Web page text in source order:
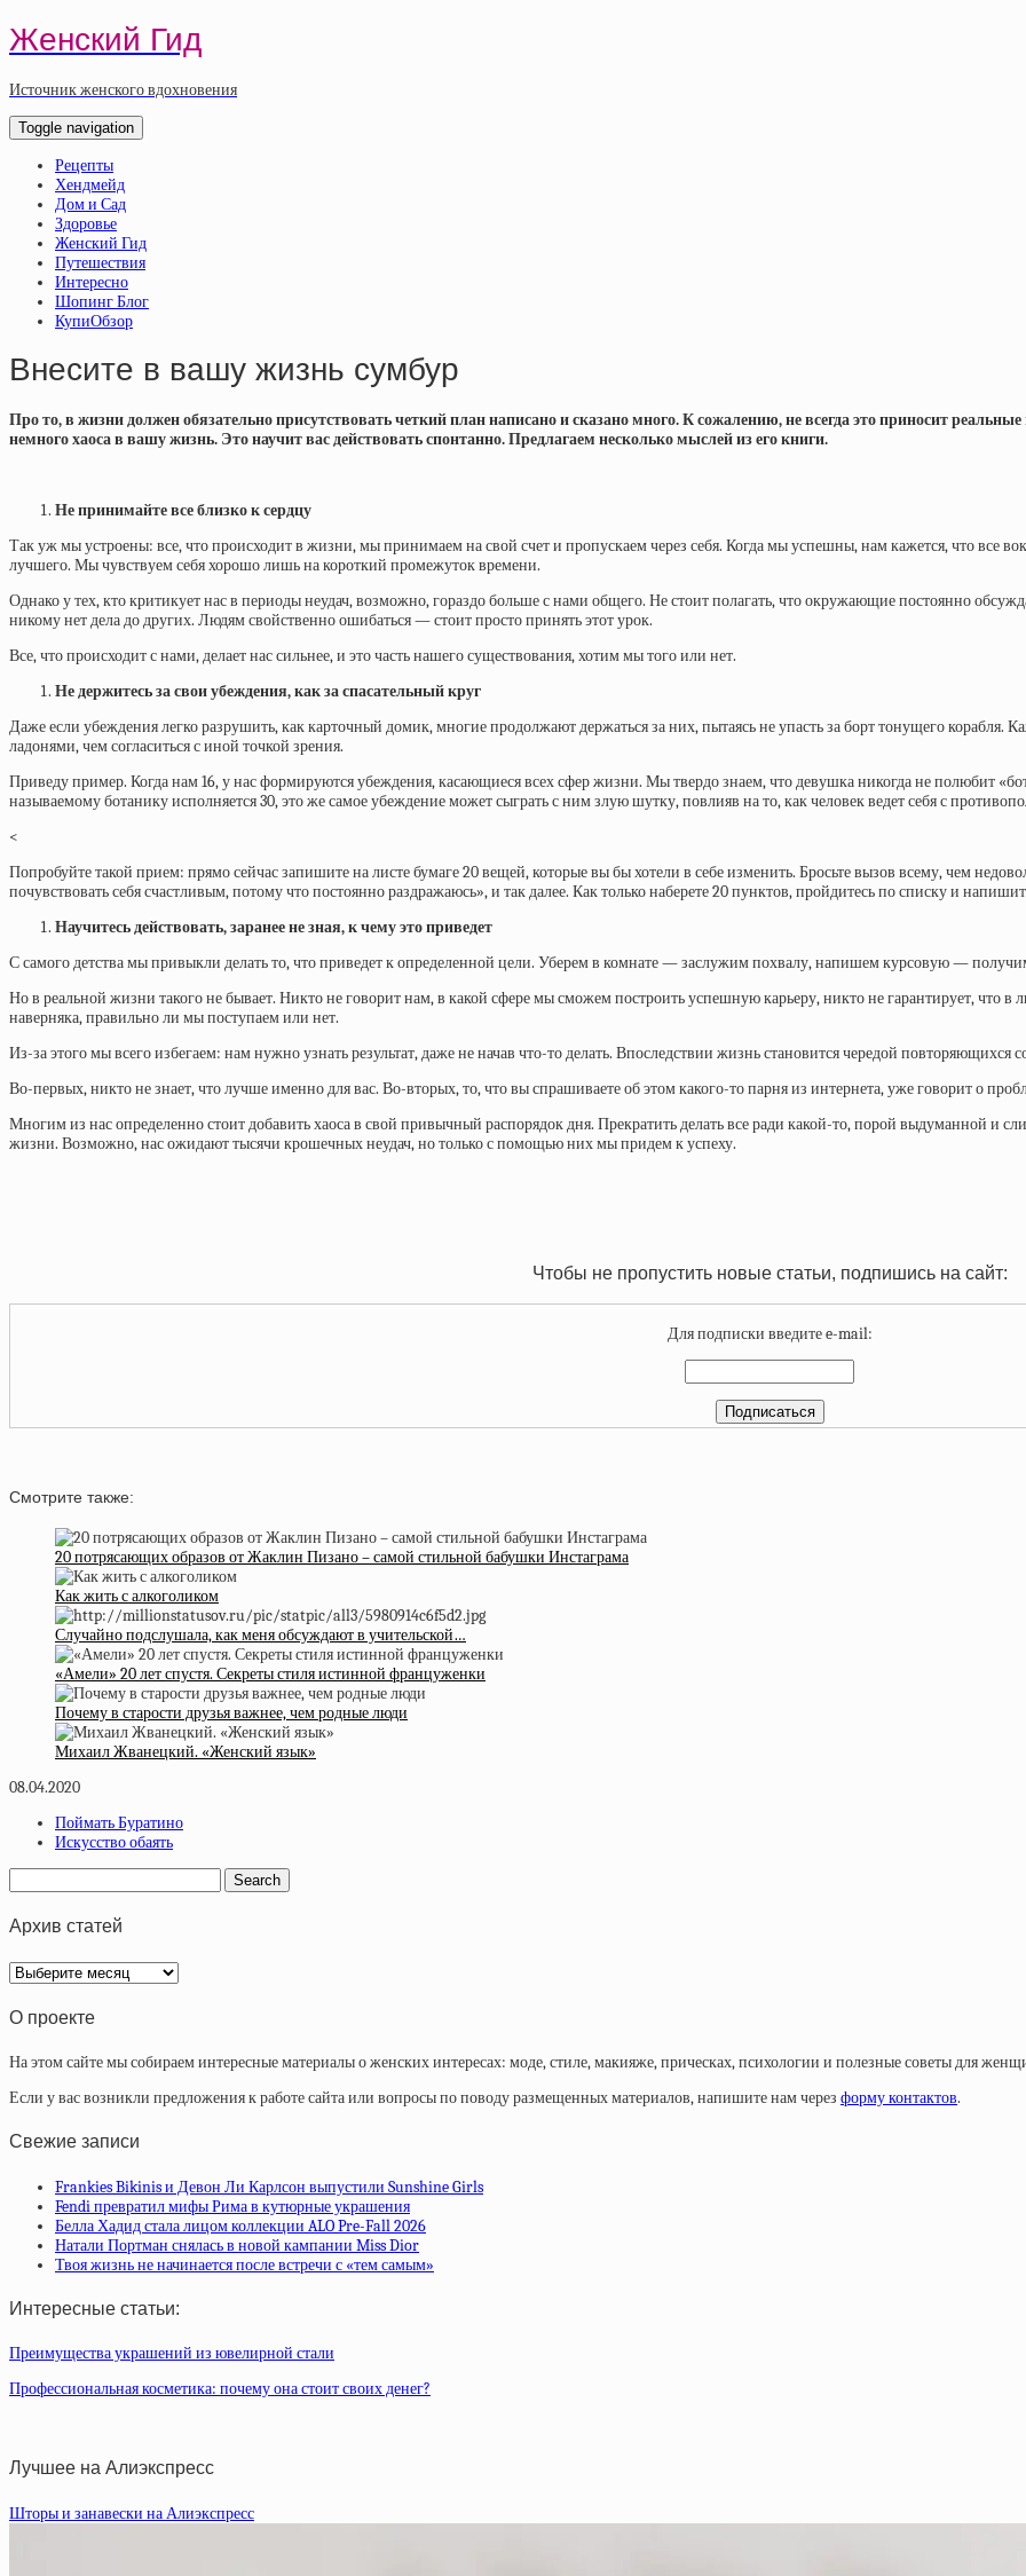
Женский Гид
Источник женского вдохновения
Toggle navigation
Рецепты
Хендмейд
Дом и Сад
Здоровье
Женский Гид
Путешествия
Интересно
Шопинг Блог
КупиОбзор
Внесите в вашу жизнь сумбур
Про то, в жизни должен обязательно присутствовать четкий план написано и сказано много. К сожалению, не всегда это приносит
немного хаоса в вашу жизнь. Это научит вас действовать спонтанно. Предлагаем несколько мыслей из его книги.
Не принимайте все близко к сердцу
Так уж мы устроены: все, что происходит в жизни, мы принимаем на свой счет и пропускаем через себя. Когда мы успешны, нам кажется, что все
лучшего. Мы чувствуем себя хорошо лишь на короткий промежуток времени.
Однако у тех, кто критикует нас в периоды неудач, возможно, гораздо больше с нами общего. Не стоит полагать, что окружающие постоянно
никому нет дела до других. Людям свойственно ошибаться — стоит просто принять этот урок.
Все, что происходит с нами, делает нас сильнее, и это часть нашего существования, хотим мы того или нет.
Не держитесь за свои убеждения, как за спасательный круг
Даже если убеждения легко разрушить, как карточный домик, многие продолжают держаться за них, пытаясь не упасть за борт тонущего
ладонями, чем согласиться с иной точкой зрения.
Приведу пример. Когда нам 16, у нас формируются убеждения, касающиеся всех сфер жизни. Мы твердо знаем, что девушка никогда не полюбит
называемому ботанику исполняется 30, это же самое убеждение может сыграть с ним злую шутку, повлияв на то, как человек ведет себя с
<
Попробуйте такой прием: прямо сейчас запишите на листе бумаге 20 вещей, которые вы бы хотели в себе изменить. Бросьте вызов всему, чем
почувствовать себя счастливым, потому что постоянно раздражаюсь», и так далее. Как только наберете 20 пунктов, пройдитесь по списку и
Научитесь действовать, заранее не зная, к чему это приведет
С самого детства мы привыкли делать то, что приведет к определенной цели. Уберем в комнате — заслужим похвалу, напишем курсовую —
Но в реальной жизни такого не бывает. Никто не говорит нам, в какой сфере мы сможем построить успешную карьеру, никто не гарантирует, что в
наверняка, правильно ли мы поступаем или нет.
Из-за этого мы всего избегаем: нам нужно узнать результат, даже не начав что-то делать. Впоследствии жизнь становится чередой повторяющихся
Во-первых, никто не знает, что лучше именно для вас. Во-вторых, то, что вы спрашиваете об этом какого-то парня из интернета, уже говорит о
Многим из нас определенно стоит добавить хаоса в свой привычный распорядок дня. Прекратить делать все ради какой-то, порой выдуманной и
жизни. Возможно, нас ожидают тысячи крошечных неудач, но только с помощью них мы придем к успеху.
Чтобы не пропустить новые статьи, подпишись на сайт:
Для подписки введите e-mail:
Смотрите также:
20 потрясающих образов от Жаклин Пизано – самой стильной бабушки Инстаграма
Как жить с алкоголиком
Случайно подслушала, как меня обсуждают в учительской…
«Амели» 20 лет спустя. Секреты стиля истинной француженки
Почему в старости друзья важнее, чем родные люди
Михаил Жванецкий. «Женский язык»
08.04.2020
Поймать Буратино
Искусство обаять
Архив статей
Архив
статей
О проекте
На этом сайте мы собираем интересные материалы о женских интересах: моде, стиле, макияже, прическах, психологии и полезные советы для
Если у вас возникли предложения к работе сайта или вопросы по поводу размещенных материалов, напишите нам через форму контактов.
Свежие записи
Frankies Bikinis и Девон Ли Карлсон выпустили Sunshine Girls
Fendi превратил мифы Рима в кутюрные украшения
Белла Хадид стала лицом коллекции ALO Pre-Fall 2026
Натали Портман снялась в новой кампании Miss Dior
Твоя жизнь не начинается после встречи с «тем самым»
Интересные статьи:
Преимущества украшений из ювелирной стали
Профессиональная косметика: почему она стоит своих денег?
Лучшее на Алиэкспресс
Шторы и занавески на Алиэкспресс